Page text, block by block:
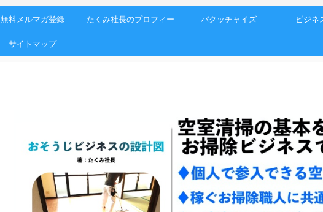
無料メルマガ登録 たくみ社長のプロフィー パクッチャイズ ビジネ
サイトマップ